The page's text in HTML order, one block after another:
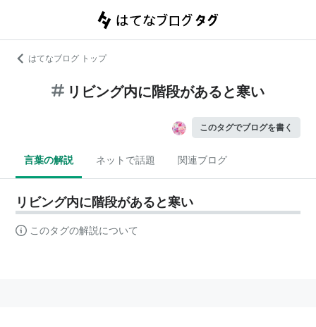
はてなブログ トップ
リビング内に階段があると寒い
このタグでブログを書く
言葉の解説 ネットで話題 関連ブログ
リビング内に階段があると寒い
このタグの解説について